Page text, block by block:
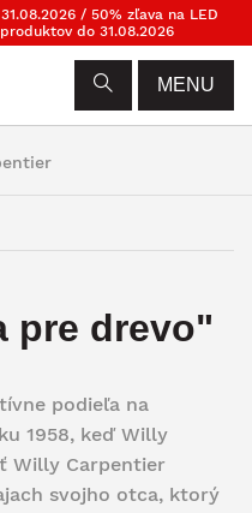
/ 50% zľava na LED
do 31.08.2026
MENU
pre drevo"
podieľa na
1958, keď Willy
Willy Carpentier
svojho otca, ktorý